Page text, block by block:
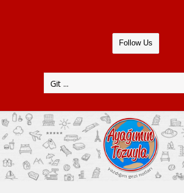
Follow Us
Git ...